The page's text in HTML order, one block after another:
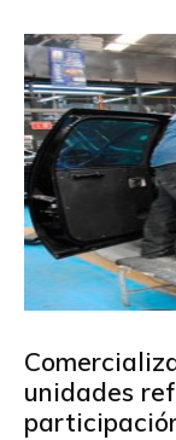
unidades